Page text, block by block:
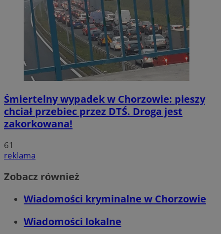
Śmiertelny wypadek w Chorzowie: pieszy
chciał przebiec przez DTŚ. Droga jest
zakorkowana!
61
reklama
Zobacz również
Wiadomości kryminalne w Chorzowie
Wiadomości lokalne